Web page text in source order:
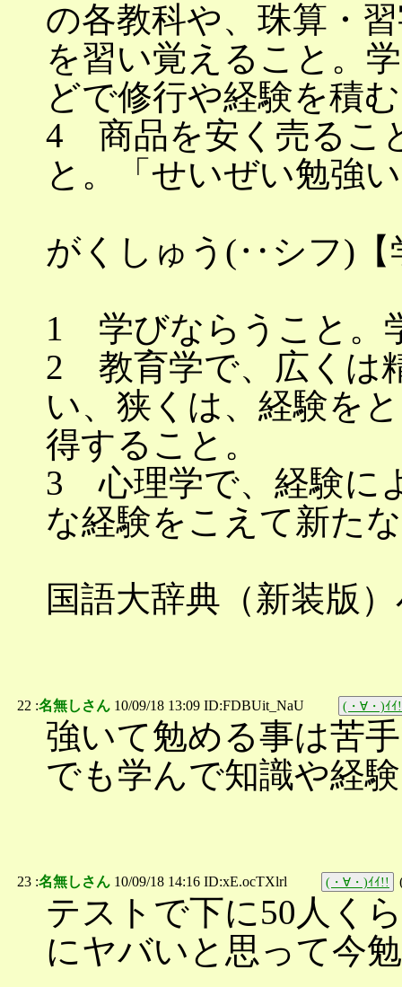
の各教科や、珠算・
を習い覚えること。
どで修行や経験を積
4 商品を安く売るこ
と。「せいぜい勉強
がくしゅう(‥シフ)【
1 学びならうこと。
2 教育学で、広くは
い、狭くは、経験を
得すること。
3 心理学で、経験に
な経験をこえて新た
国語大辞典（新装版
22 :名無しさん 10/09/18 13:09 ID:FDBUit_NaU (・∀・)ｲｲ
強いて勉める事は苦
でも学んで知識や経
23 :名無しさん 10/09/18 14:16 ID:xE.ocTXlrl (・∀・)ｲｲ!!
テストで下に50人く
にヤバいと思って今